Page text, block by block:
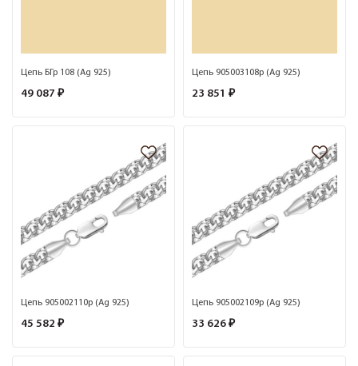
Цепь БГр 108 (Ag 925)
49 087 ₽
Цепь 905003108р (Ag 925)
23 851 ₽
Цепь 905002110р (Ag 925)
45 582 ₽
Цепь 905002109р (Ag 925)
33 626 ₽